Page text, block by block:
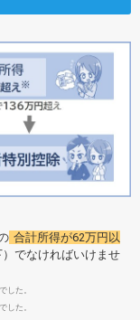
合計所得が62万円以
）でなければいけませ
した。
した。